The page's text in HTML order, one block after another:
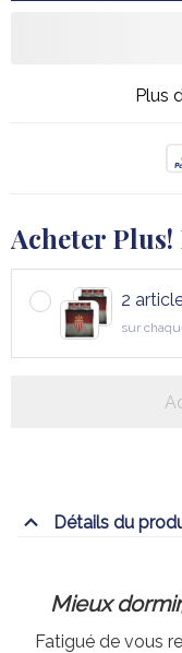
Plus
Acheter Plus!
2
sur
Détails du
Mieux
Fatigué de vous